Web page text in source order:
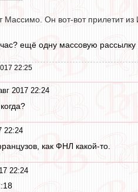
Массимо. Он вот-вот прилетит из
ещё одну массовую рассылку
22:25
2017 22:24
22:24
как ФНЛ какой-то.
22:24